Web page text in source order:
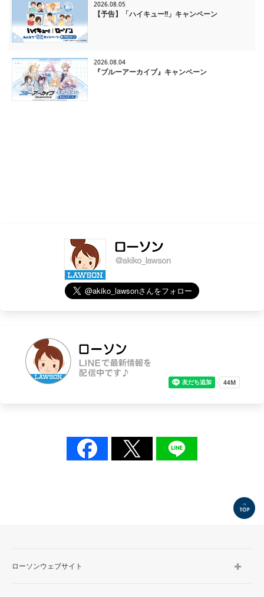
2026.08.05
【予告】「ハイキュー!!」キャンペーン
2026.08.04
『ブルーアーカイブ』キャンペーン
ローソンウェブサイト